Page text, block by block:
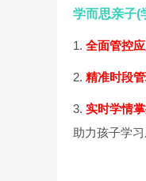
学而思亲子(
1. 全面管控
2. 精准时段
3. 实时学情
助力孩子学习